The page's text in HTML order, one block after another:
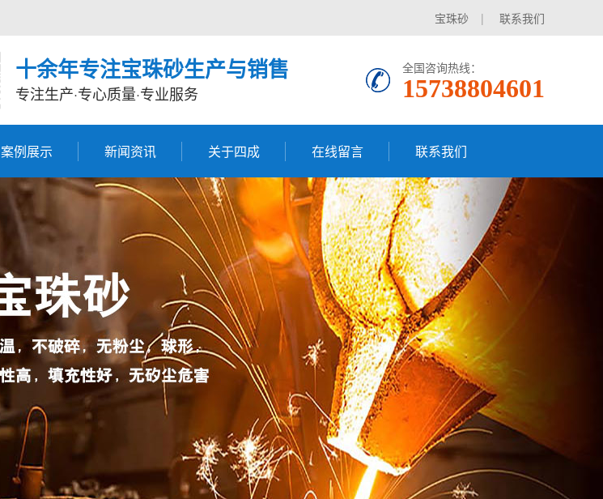
宝珠砂 | 联系我们
十余年专注宝珠砂生产与销售
专注生产·专心质量·专业服务
全国咨询热线：
15738804601
案例展示 新闻资讯 关于四成 在线留言 联系我们